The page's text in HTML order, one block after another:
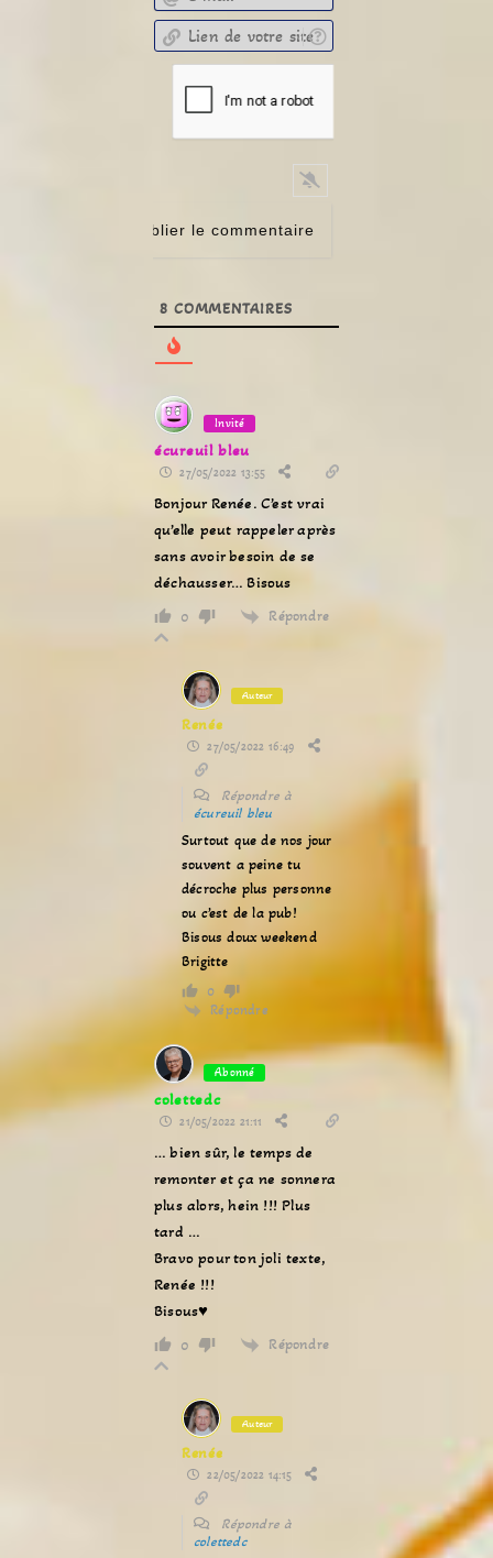
8 COMMENTAIRES
Invité
écureuil bleu
27/05/2022 13:55
Bonjour Renée. C’est vrai
qu’elle peut rappeler après
sans avoir besoin de se
déchausser… Bisous
0 Répondre
Auteur
Renée
27/05/2022 16:49
Répondre à
écureuil bleu
Surtout que de nos jour
souvent a peine tu
décroche plus personne
ou c’est de la pub!
Bisous doux weekend
Brigitte
0
Répondre
Abonné
colettedc
21/05/2022 21:11
… bien sûr, le temps de
remonter et ça ne sonnera
plus alors, hein !!! Plus
tard …
Bravo pour ton joli texte,
Renée !!!
Bisous♥
0 Répondre
Auteur
Renée
22/05/2022 14:15
Répondre à
colettedc